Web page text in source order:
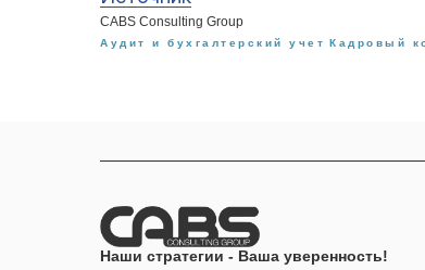
CABS Consulting Group
Аудит и бухгалтерский учет Кадровый
Наши стратегии - Ваша уверенность!